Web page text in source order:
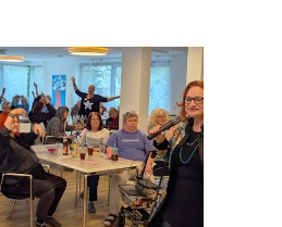
Traditioneller
Neujahrsbesuch
mit süßen Grüßen